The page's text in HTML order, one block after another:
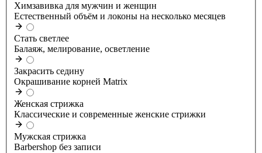
Химзавивка для мужчин и женщин
Естественный объём и локоны на несколько месяцев
Стать светлее
Балаяж, мелирование, осветление
Закрасить седину
Окрашивание корней Matrix
Женская стрижка
Классические и современные женские стрижки
Мужская стрижка
Barbershop без записи